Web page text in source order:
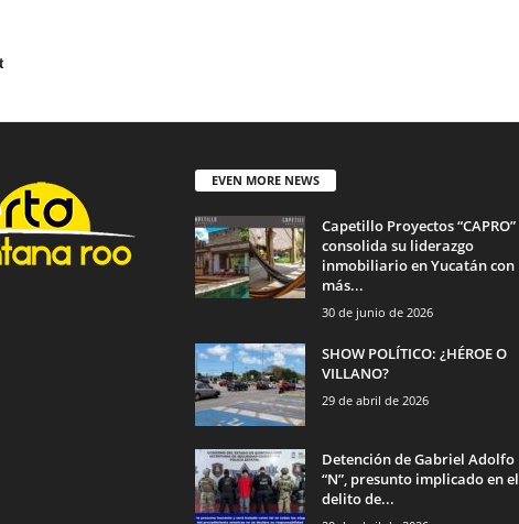
EVEN MORE NEWS
Capetillo Proyectos “CAPRO”
consolida su liderazgo
inmobiliario en Yucatán con
más...
30 de junio de 2026
SHOW POLÍTICO: ¿HÉROE O
VILLANO?
29 de abril de 2026
Detención de Gabriel Adolfo
“N”, presunto implicado en el
delito de...